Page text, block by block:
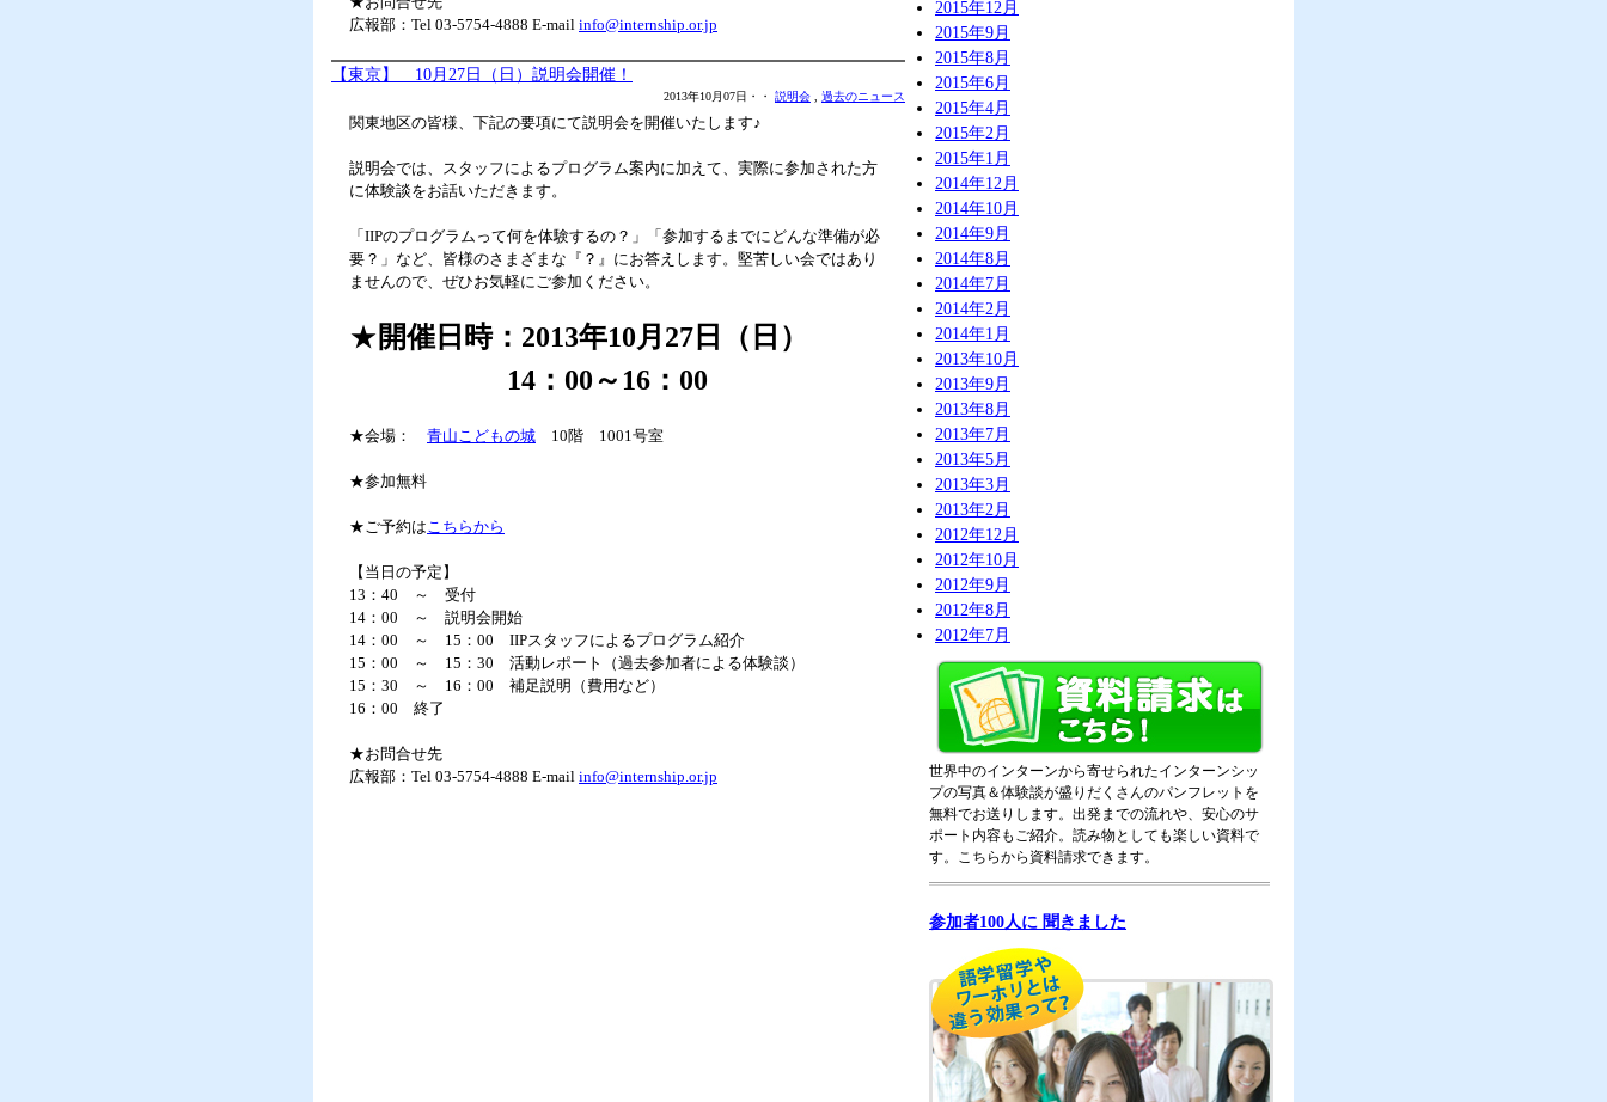
広報部：Tel 03-5754-4888 E-mail info@internship.or.jp
【東京】 10月27日（日）説明会開催！
2013年10月07日・・ 説明会 過去のニュース
関東地区の皆様、下記の要項にて説明会を開催いたします♪
説明会では、スタッフによるプログラム案内に加えて、実際に参加された方
に体験談をお話いただきます。
「IIPのプログラムって何を体験するの？」「参加するまでにどんな準備が必
要？」など、皆様のさまざまな『？』にお答えします。堅苦しい会ではあり
ませんので、ぜひお気軽にご参加ください。
★開催日時：2013年10月27日（日）
14：00～16：00
★会場： 青山こどもの城 10階 1001号室
★参加無料
★ご予約はこちらから
【当日の予定】
13：40 ～ 受付
14：00 ～ 説明会開始
14：00 ～ 15：00 IIPスタッフによるプログラム紹介
15：00 ～ 15：30 活動レポート（過去参加者による体験談）
15：30 ～ 16：00 補足説明（費用など）
16：00 終了
★お問合せ先
広報部：Tel 03-5754-4888 E-mail info@internship.or.jp
2015年12月
2015年9月
2015年8月
2015年6月
2015年4月
2015年2月
2015年1月
2014年12月
2014年10月
2014年9月
2014年8月
2014年7月
2014年2月
2014年1月
2013年10月
2013年9月
2013年8月
2013年7月
2013年5月
2013年3月
2013年2月
2012年12月
2012年10月
2012年9月
2012年8月
2012年7月
世界中のインターンから寄せられたインターンシッ
プの写真＆体験談が盛りだくさんのパンフレットを
無料でお送りします。出発までの流れや、安心のサ
ポート内容もご紹介。読み物としても楽しい資料で
す。こちらから資料請求できます。
参加者100人に 聞きました